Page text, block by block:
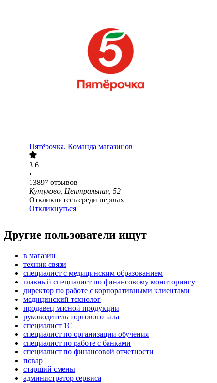
Пятёрочка. Команда магазинов
3.6
•
13897 отзывов
Кутуково, Центральная, 52
Откликнитесь среди первых
Откликнуться
Другие пользователи ищут
в магазин
техник связи
специалист с медицинским образованием
главный специалист по финансовому мониторингу
директор по работе с корпоративными клиентами
медицинский технолог
продавец мясной продукции
руководитель торгового зала
специалист 1С
специалист по организации обучения
специалист по работе с банками
специалист по финансовой отчетности
повар
старший смены
администратор сервиса